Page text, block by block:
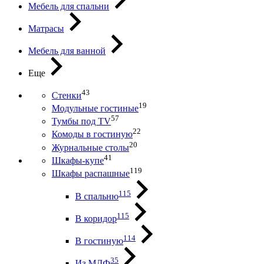
Мебель для спальни
Матрасы
Мебель для ванной
Еще
Стенки43
Модульные гостиные19
Тумбы под ТV57
Комоды в гостиную22
Журнальные столы20
Шкафы-купе41
Шкафы распашные119
В спальню115
В коридор115
В гостиную114
35